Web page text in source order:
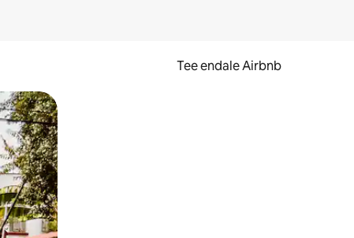
Tee endale Airbnb